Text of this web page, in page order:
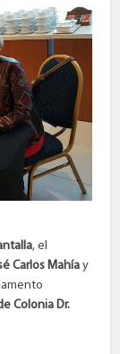
, el
Carlos Mahía y
Colonia Dr.